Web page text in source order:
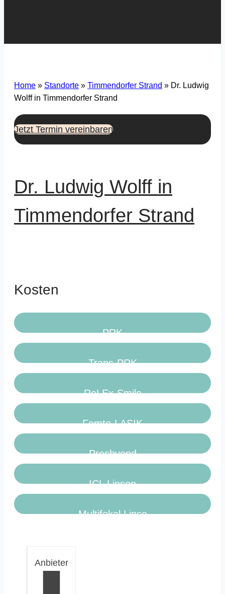
Home » Standorte » Timmendorfer Strand » Dr. Ludwig
Wolff in Timmendorfer Strand
Jetzt Termin vereinbaren
Dr. Ludwig Wolff in
Timmendorfer Strand
Kosten
PRK
Trans-PRK
ReLEx-Smile
Femto-LASIK
Presbyond
ICL Linsen
Multifokal Linse
Anbieter